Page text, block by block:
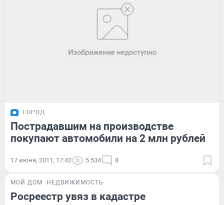
ГОРОД
Пострадавшим на производстве
покупают автомобили на 2 млн рублей
17 июня, 2011, 17:42 5 534 8
МОЙ ДОМ НЕДВИЖИМОСТЬ
Росреестр увяз в кадастре